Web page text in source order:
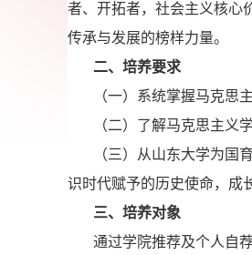
者、开拓者，社会主义核心
传承与发展的榜样力量。
二、培养要求
（一）系统掌握马克思
（二）了解马克思主义
（三）从山东大学为国
识时代赋予的历史使命，成
三、培养对象
通过学院推荐及个人自